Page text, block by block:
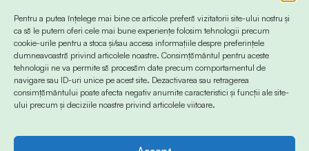
Pentru a putea înțelege mai bine ce articole preferă vizitatorii site-ului nostru și
ca să le putem oferi cele mai bune experiențe folosim tehnologii precum
cookie-urile pentru a stoca și/sau accesa informațiile despre preferințele
dumneavoastră privind articolele noastre. Consimțământul pentru aceste
tehnologii ne va permite să procesăm date precum comportamentul de
navigare sau ID-uri unice pe acest site. Dezactivarea sau retragerea
consimțământului poate afecta negativ anumite caracteristici și funcții ale site-
ului precum și deciziile noastre privind articolele viitoare.